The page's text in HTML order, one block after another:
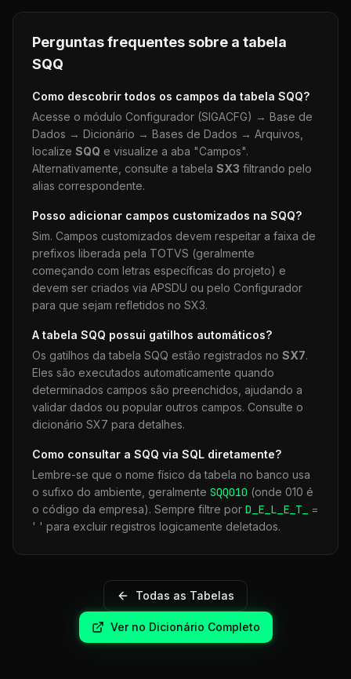
Perguntas frequentes sobre a tabela
SQQ
Como descobrir todos os campos da tabela SQQ?
Acesse o módulo Configurador (SIGACFG) → Base de
Dados → Dicionário → Bases de Dados → Arquivos,
localize SQQ e visualize a aba "Campos".
Alternativamente, consulte a tabela SX3 filtrando pelo
alias correspondente.
Posso adicionar campos customizados na SQQ?
Sim. Campos customizados devem respeitar a faixa de
prefixos liberada pela TOTVS (geralmente
começando com letras específicas do projeto) e
devem ser criados via APSDU ou pelo Configurador
para que sejam refletidos no SX3.
A tabela SQQ possui gatilhos automáticos?
Os gatilhos da tabela SQQ estão registrados no SX7.
Eles são executados automaticamente quando
determinados campos são preenchidos, ajudando a
validar dados ou popular outros campos. Consulte o
dicionário SX7 para detalhes.
Como consultar a SQQ via SQL diretamente?
Lembre-se que o nome físico da tabela no banco usa
o sufixo do ambiente, geralmente SQQ010 (onde 010 é
o código da empresa). Sempre filtre por D_E_L_E_T_
=
' ' para excluir registros logicamente deletados.
Todas as Tabelas
Ver no Dicionário Completo